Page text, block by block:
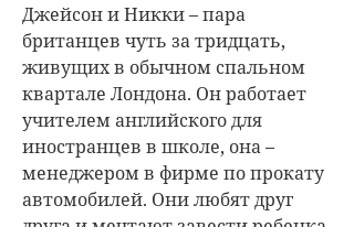
Джейсон и Никки – пара
британцев чуть за тридцать,
живущих в обычном спальном
квартале Лондона. Он работает
учителем английского для
иностранцев в школе, она –
менеджером в фирме по прокату
автомобилей. Они любят друг